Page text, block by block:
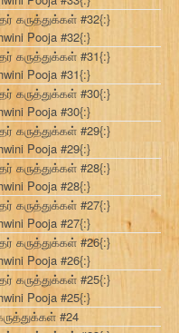
கருத்துக்கள் #32{:}
Pooja #32{:}
கருத்துக்கள் #31{:}
Pooja #31{:}
கருத்துக்கள் #30{:}
Pooja #30{:}
கருத்துக்கள் #29{:}
Pooja #29{:}
கருத்துக்கள் #28{:}
Pooja #28{:}
கருத்துக்கள் #27{:}
Pooja #27{:}
கருத்துக்கள் #26{:}
Pooja #26{:}
கருத்துக்கள் #25{:}
Pooja #25{:}
#24